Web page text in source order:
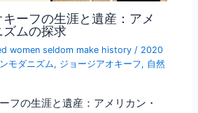
ーフの生涯と遺産：アメ
ズムの探求
women seldom make history / 2020
モダニズム, ジョージアオキーフ, 自然
フの生涯と遺産：アメリカン・